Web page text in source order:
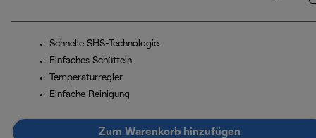
Schnelle SHS-Technologie
Einfaches Schütteln
Temperaturregler
Einfache Reinigung
Zum Warenkorb hinzufügen